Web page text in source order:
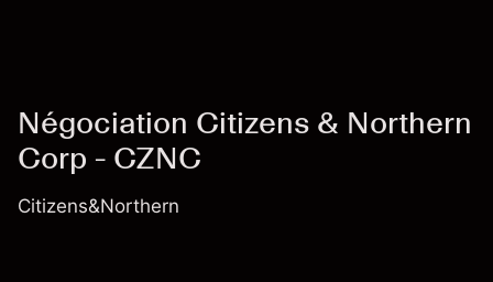
Négociation Citizens & Northern
Corp - CZNC
Citizens&Northern